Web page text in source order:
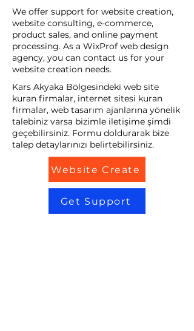
We offer support for website creation,
website consulting, e-commerce,
product sales, and online payment
processing. As a WixProf web design
agency, you can contact us for your
website creation needs.
Kars Akyaka Bölgesindeki web site
kuran firmalar, internet sitesi kuran
firmalar, web tasarım ajanlarına yönelik
talebiniz varsa bizimle iletişime şimdi
geçebilirsiniz. Formu doldurarak bize
talep detaylarınızı belirtebilirsiniz.
Website Create
Get Support